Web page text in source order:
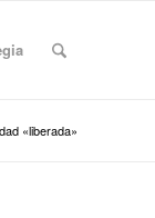
«liberada»